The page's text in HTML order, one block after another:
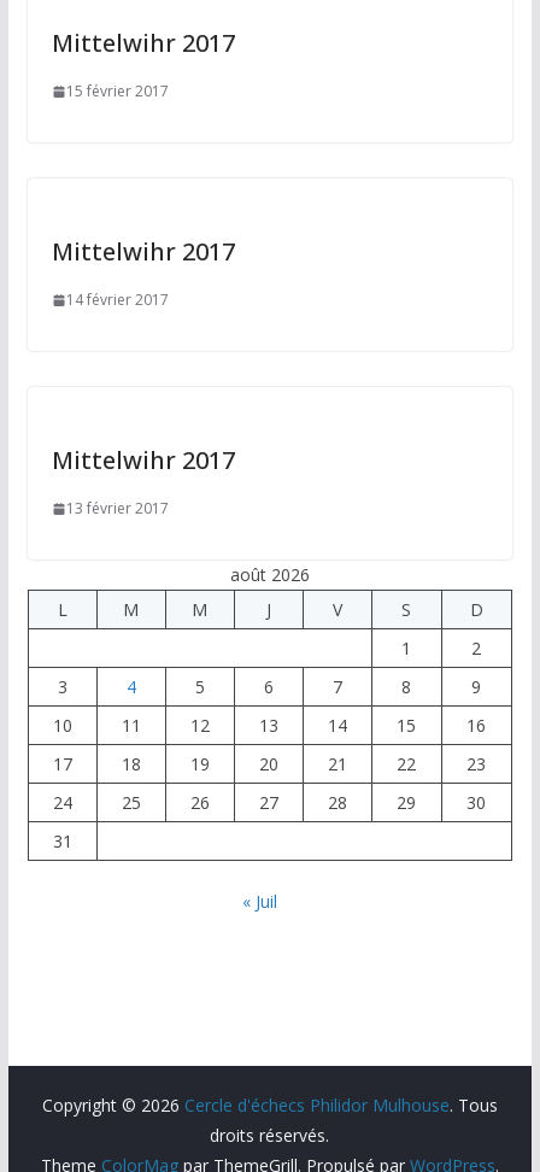
Mittelwihr 2017
15 février 2017
Mittelwihr 2017
14 février 2017
Mittelwihr 2017
13 février 2017
août 2026
L
M M J V S
D
1
2
3
4 5 6 7 8
9
10
11 12 13 14 15
16
17
18 19 20 21 22
23
24
25 26 27 28 29
30
31
« Juil
Copyright © 2026 Cercle d'échecs Philidor Mulhouse. Tous
droits réservés.
Theme ColorMagpar ThemeGrill. Propulsé par WordPress.